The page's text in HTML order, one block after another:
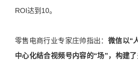
ROI达到10。
零售电商行业专家庄帅指出： 微信以“
中心化结合视频号内容的“场”，构建